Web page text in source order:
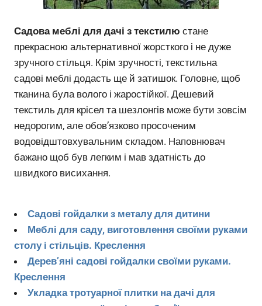
Садова меблі для дачі з текстилю стане
прекрасною альтернативної жорсткого і не дуже
зручного стільця. Крім зручності, текстильна
садові меблі додасть ще й затишок. Головне, щоб
тканина була волого і жаростійкої. Дешевий
текстиль для крісел та шезлонгів може бути зовсім
недорогим, але обов’язково просоченим
водовідштовхувальним складом. Наповнювач
бажано щоб був легким і мав здатність до
швидкого висихання.
Садові гойдалки з металу для дитини
Меблі для саду, виготовлення своїми руками
столу і стільців. Креслення
Дерев’яні садові гойдалки своїми руками.
Креслення
Укладка тротуарної плитки на дачі для